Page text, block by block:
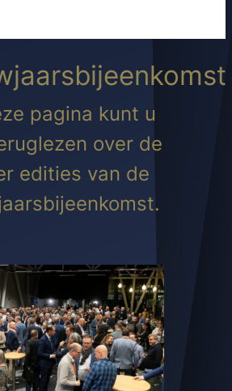
pagina kunt u
over de
edities van de